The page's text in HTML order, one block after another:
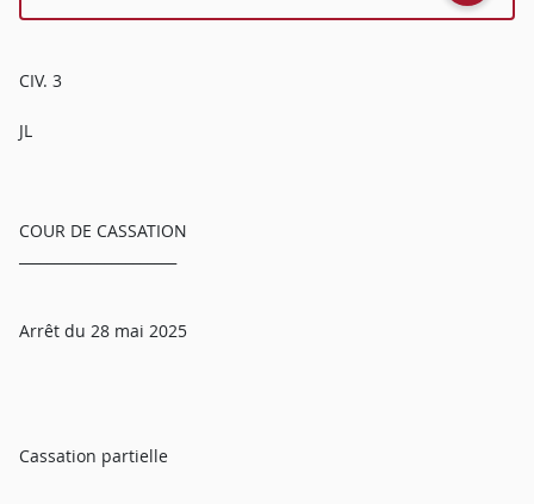
CIV. 3
JL
COUR DE CASSATION
Arrêt du 28 mai 2025
Cassation partielle